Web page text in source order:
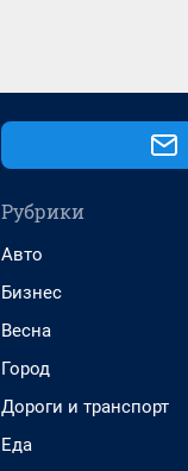
Рубрики
Авто
Бизнес
Весна
Город
Дороги и транспорт
Еда